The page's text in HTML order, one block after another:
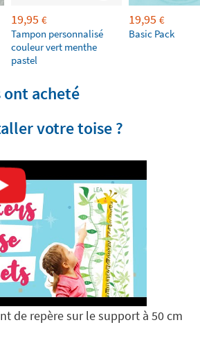
19,95 €
Tampon personnalisé
couleur vert menthe
pastel
19,95 €
Basic Pack
acheté
votre toise ?
de repère sur le support à 50 cm